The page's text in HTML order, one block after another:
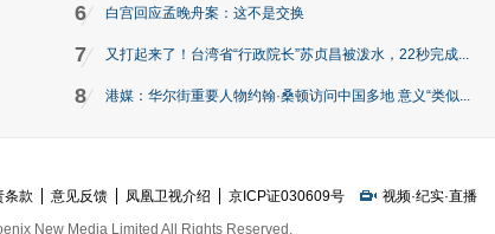
6 白宫回应孟晚舟案：这不是交换
7 又打起来了！台湾省“行政院长”苏贞昌被泼水，22秒完成...
8 港媒：华尔街重要人物约翰·桑顿访问中国多地 意义“类似...
条款 意见反馈 凤凰卫视介绍 京ICP证030609号 视频·纪实·直播
New Media Limited All Rights Reserved.